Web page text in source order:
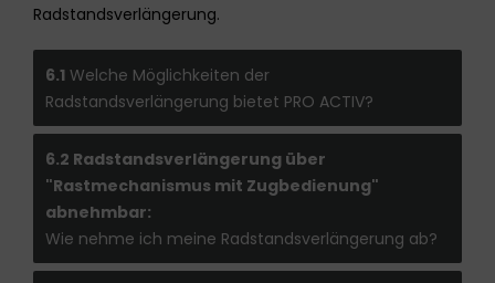
Radstandsverlängerung.
6.1Welche Möglichkeiten der
Radstandsverlängerung bietet PRO ACTIV?
6.2 Radstandsverlängerung über
"Rastmechanismus mit Zugbedienung"
abnehmbar:
Wie nehme ich meine Radstandsverlängerung ab?